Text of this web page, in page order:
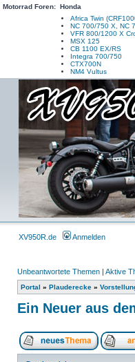
Motorrad Foren: Honda
Africa Twin
NC 700/750 X, NC
VFR 800/1200 X
MSX 125
CB 1100 EX/RS
Integra 700/750
CTX700N
NM4 Vultus
XV950R.de Anmelden
Unbeantwortete Themen | Aktive
Portal » Plauderecke »
Ein Neuer aus